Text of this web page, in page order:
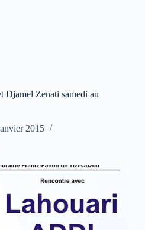
Djamel Zenati samedi au
2015